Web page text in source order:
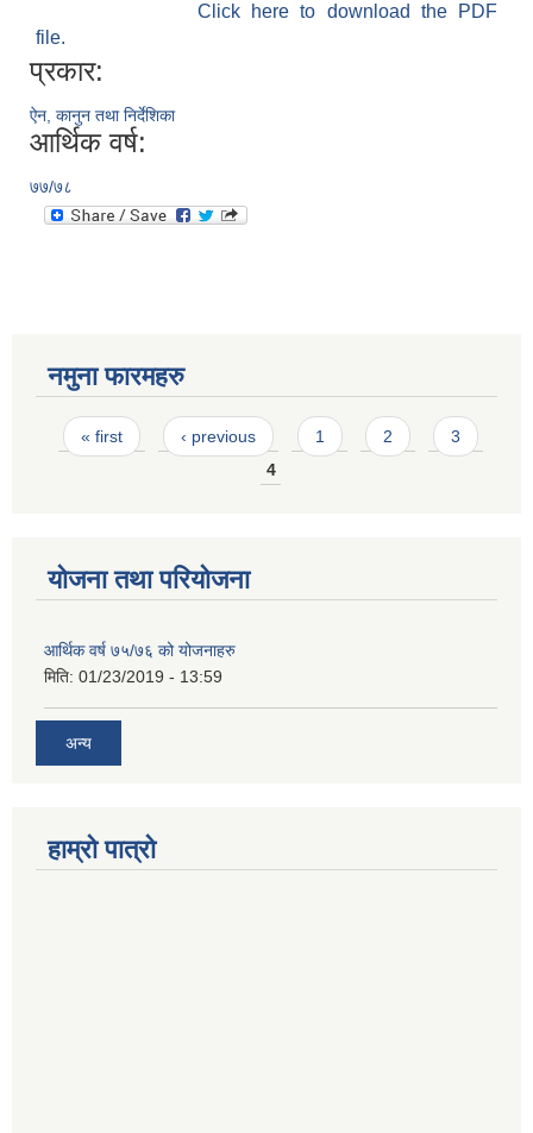
Click here to download the PDF
file.
प्रकार:
ऐन, कानुन तथा निर्देशिका
आर्थिक वर्ष:
७७/७८
नमुना फारमहरु
Pages
« first ‹ previous 1 2
3
4
योजना तथा परियोजना
आर्थिक वर्ष ७५/७६ को योजनाहरु
मिति: 01/23/2019 - 13:59
अन्य
हाम्रो पात्रो